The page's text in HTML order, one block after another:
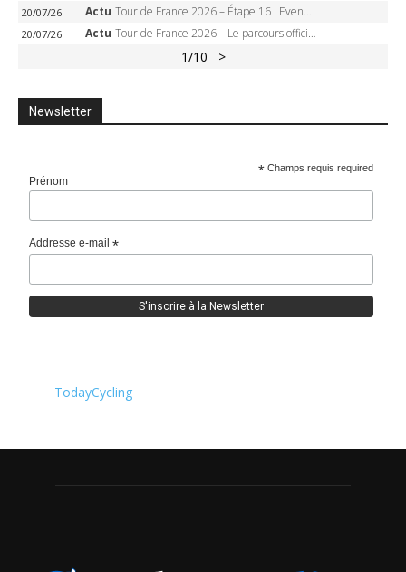
20/07/26 Actu Tour de France 2026 – Étape 16 : Evenepoel, Pogacar, Ganna… qui domptera le chrono d’Évian pour redessiner le podium ?
20/07/26 Actu Tour de France 2026 – Le parcours officiel complet : 21 étapes, profils, carte et dates
1/10 >
Newsletter
* Champs requis required
Prénom
Addresse e-mail*
TodayCycling